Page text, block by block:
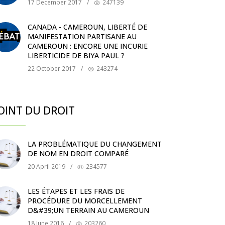
17 December 2017 / 247139
CANADA - CAMEROUN, LIBERTÉ DE
MANIFESTATION PARTISANE AU
CAMEROUN : ENCORE UNE INCURIE
LIBERTICIDE DE BIYA PAUL ?
22 October 2017 / 243274
DU DROIT
LA PROBLÉMATIQUE DU CHANGEMENT
DE NOM EN DROIT COMPARÉ
20 April 2019 / 234577
LES ÉTAPES ET LES FRAIS DE
PROCÉDURE DU MORCELLEMENT
D&#39;UN TERRAIN AU CAMEROUN
18 June 2016 / 203260